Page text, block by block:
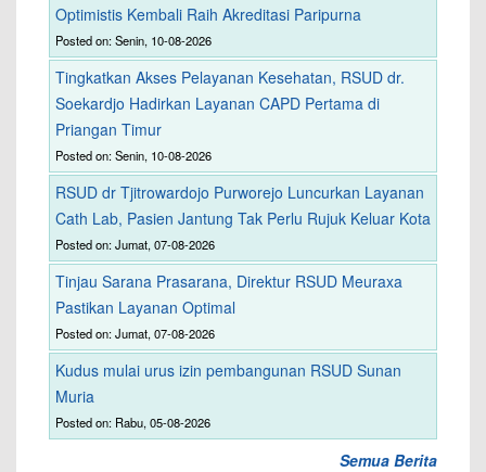
Optimistis Kembali Raih Akreditasi Paripurna
Posted on: Senin, 10-08-2026
Tingkatkan Akses Pelayanan Kesehatan, RSUD dr.
Soekardjo Hadirkan Layanan CAPD Pertama di
Priangan Timur
Posted on: Senin, 10-08-2026
RSUD dr Tjitrowardojo Purworejo Luncurkan Layanan
Cath Lab, Pasien Jantung Tak Perlu Rujuk Keluar Kota
Posted on: Jumat, 07-08-2026
Tinjau Sarana Prasarana, Direktur RSUD Meuraxa
Pastikan Layanan Optimal
Posted on: Jumat, 07-08-2026
Kudus mulai urus izin pembangunan RSUD Sunan
Muria
Posted on: Rabu, 05-08-2026
Semua Berita